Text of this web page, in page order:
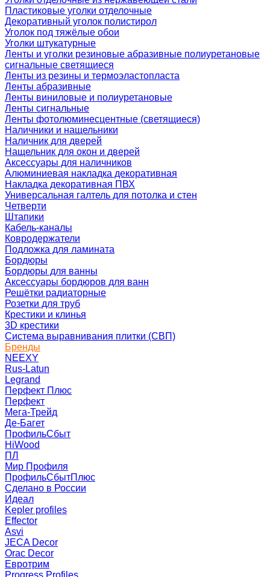
Пластиковые уголки отделочные
Декоративный уголок полистирол
Уголок под тяжёлые обои
Уголки штукатурные
Ленты и уголки резиновые абразивные полиуретановые
сигнальные светящиеся
Ленты из резины и термоэластопласта
Ленты абразивные
Ленты виниловые и полиуретановые
Ленты сигнальные
Ленты фотолюминесцентные (светящиеся)
Наличники и нащельники
Наличник для дверей
Нащельник для окон и дверей
Аксессуары для наличников
Алюминиевая накладка декоративная
Накладка декоративная ПВХ
Универсальная галтель для потолка и стен
Четверти
Штапики
Кабель-каналы
Ковродержатели
Подложка для ламината
Бордюры
Бордюры для ванны
Аксессуары бордюров для ванн
Решётки радиаторные
Розетки для труб
Крестики и клинья
3D крестики
Система выравнивания плитки (СВП)
Бренды
NEEXY
Rus-Latun
Legrand
Перфект Плюс
Перфект
Мега-Трейд
Де-Багет
ПрофильСбыт
HiWood
ПЛ
Мир Профиля
ПрофильСбытПлюс
Сделано в России
Идеал
Kepler profiles
Effector
Asvi
JECA Decor
Orac Decor
Евротрим
Progress Profiles